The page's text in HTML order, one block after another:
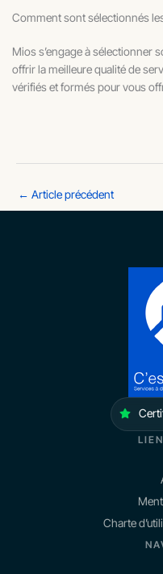
Comment sont sélectionnés
Mios s’engage à sélectionner
offrir la meilleure qualité de
vérifiés et formés pour vous
← Article précédent
Charte